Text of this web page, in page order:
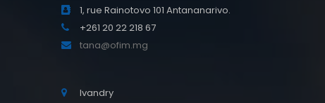
1, rue Rainotovo 101 Antananarivo.
+261 20 22 218 67
tana@ofim.mg
Ivandry